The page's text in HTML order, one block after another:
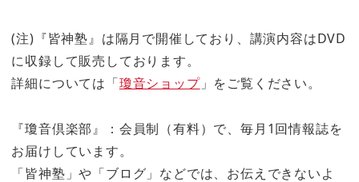
(注)『皆神塾』は隔月で開催しており、講演内容はDVD
に収録して販売しております。
詳細については「瓊音ショップ」をご覧ください。
『瓊音倶楽部』：会員制（有料）で、毎月1回情報誌を
お届けしています。
「皆神塾」や「ブログ」などでは、お伝えできないよ